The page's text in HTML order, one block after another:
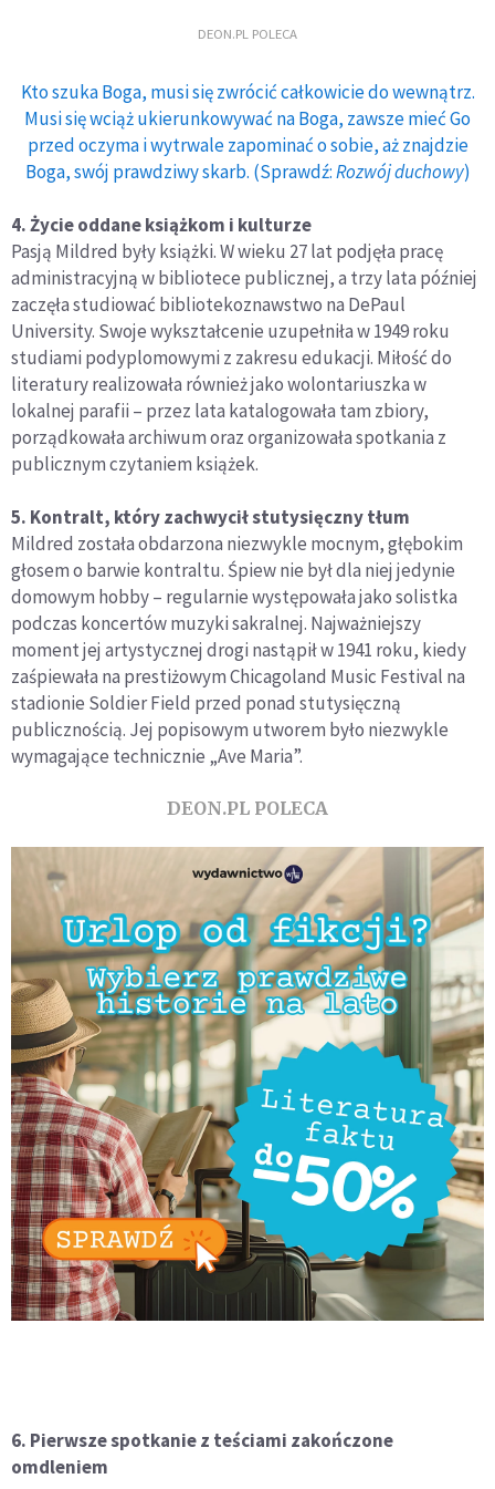
DEON.PL POLECA
Kto szuka Boga, musi się zwrócić całkowicie do wewnątrz.
Musi się wciąż ukierunkowywać na Boga, zawsze mieć Go
przed oczyma i wytrwale zapominać o sobie, aż znajdzie
Boga, swój prawdziwy skarb. (Sprawdź:Rozwój duchowy)
4. Życie oddane książkom i kulturze
Pasją Mildred były książki. W wieku 27 lat podjęła pracę
administracyjną w bibliotece publicznej, a trzy lata później
zaczęła studiować bibliotekoznawstwo na DePaul
University. Swoje wykształcenie uzupełniła w 1949 roku
studiami podyplomowymi z zakresu edukacji. Miłość do
literatury realizowała również jako wolontariuszka w
lokalnej parafii – przez lata katalogowała tam zbiory,
porządkowała archiwum oraz organizowała spotkania z
publicznym czytaniem książek.
5. Kontralt, który zachwycił stutysięczny tłum
Mildred została obdarzona niezwykle mocnym, głębokim
głosem o barwie kontraltu. Śpiew nie był dla niej jedynie
domowym hobby – regularnie występowała jako solistka
podczas koncertów muzyki sakralnej. Najważniejszy
moment jej artystycznej drogi nastąpił w 1941 roku, kiedy
zaśpiewała na prestiżowym Chicagoland Music Festival na
stadionie Soldier Field przed ponad stutysięczną
publicznością. Jej popisowym utworem było niezwykle
wymagające technicznie „Ave Maria”.
DEON.PL POLECA
6. Pierwsze spotkanie z teściami zakończone
omdleniem